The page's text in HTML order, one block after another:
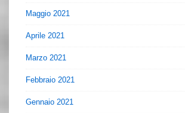
Maggio 2021
Aprile 2021
Marzo 2021
Febbraio 2021
Gennaio 2021